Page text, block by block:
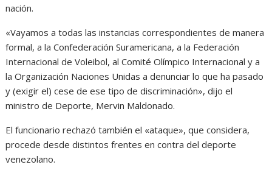
nación.
«Vayamos a todas las instancias correspondientes de manera
formal, a la Confederación Suramericana, a la Federación
Internacional de Voleibol, al Comité Olímpico Internacional y a
la Organización Naciones Unidas a denunciar lo que ha pasado
y (exigir el) cese de ese tipo de discriminación», dijo el
ministro de Deporte, Mervin Maldonado.
El funcionario rechazó también el «ataque», que considera,
procede desde distintos frentes en contra del deporte
venezolano.